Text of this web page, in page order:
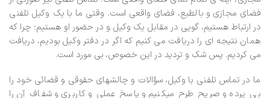
فضای مجازی و بالطبع، فضای واقعی است. وقتی ما با یک وکیل تلفنی
در ارتباط هستیم، گویی در مقابل یک وکیل و در حضور او هستیم؛ چرا که
همان نتیجه­ ای را دریافت می­ کنیم که اگر در دفتر وکیل بودیم، دریافت
می­ کردیم. پس شک و تردید در این خصوص، بی­ مورد است.
ما در تماس تلفنی با وکیل، سؤالات و چالش­های حقوقی و قضائی خود را
بی ­پرده و صریح طرح می­کنیم و پاسخ عملی و کاربری و شفاف آن را